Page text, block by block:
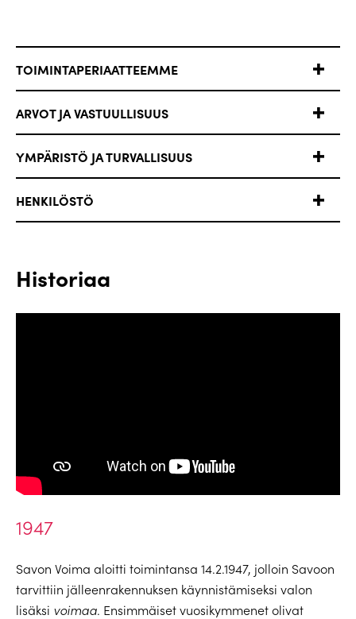
TOIMINTAPERIAATTEEMME
ARVOT JA VASTUULLISUUS
YMPÄRISTÖ JA TURVALLISUUS
HENKILÖSTÖ
Historiaa
1947
Savon Voima aloitti toimintansa 14.2.1947, jolloin Savoon
tarvittiin jälleenrakennuksen käynnistämiseksi valon
lisäksi voimaa. Ensimmäiset vuosikymmenet olivat